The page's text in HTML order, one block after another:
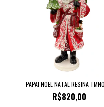
PAPAI NOEL NATAL RESINA
R$820,00